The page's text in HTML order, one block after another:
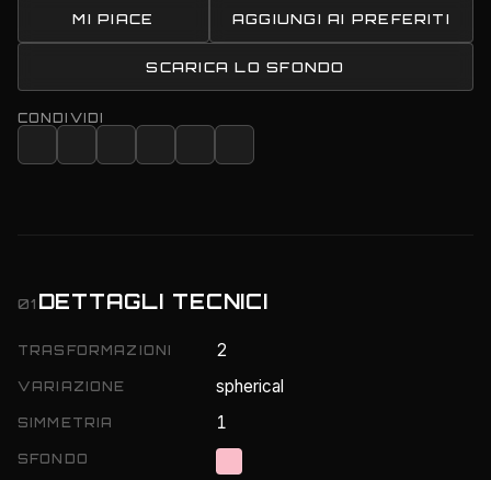
MI PIACE AGGIUNGI AI PREFERITI
SCARICA LO SFONDO
CONDIVIDI
01 DETTAGLI TECNICI
TRASFORMAZIONI 2
VARIAZIONE spherical
SIMMETRIA 1
SFONDO